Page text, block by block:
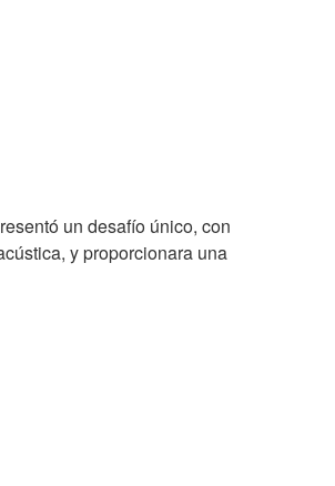
un desafío único, con
y proporcionara una